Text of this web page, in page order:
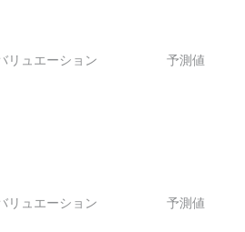
リュエーション 予測値
リュエーション 予測値